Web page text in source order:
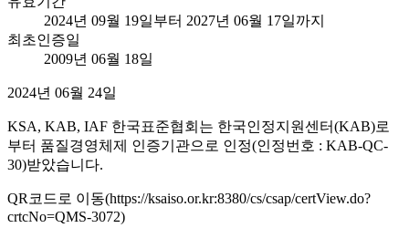
2024년 09월 19일부터 2027년 06월 17일까지
최초인증일
2009년 06월 18일
2024년 06월 24일
KSA, KAB, IAF 한국표준협회는 한국인정지원센터(KAB)로
부터 품질경영체제 인증기관으로 인정(인정번호 : KAB-QC-
30)받았습니다.
QR코드로 이동(https://ksaiso.or.kr:8380/cs/csap/certView.do?
crtcNo=QMS-3072)